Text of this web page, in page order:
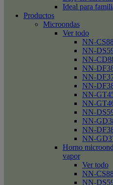
Ideal para
Productos
Microondas
Ver todo
NN-
NN-
NN-
NN-
NN-
NN-
NN-
NN-
NN-
NN-
NN-
NN-
Horno
vapor
Ver todo
NN-
NN-